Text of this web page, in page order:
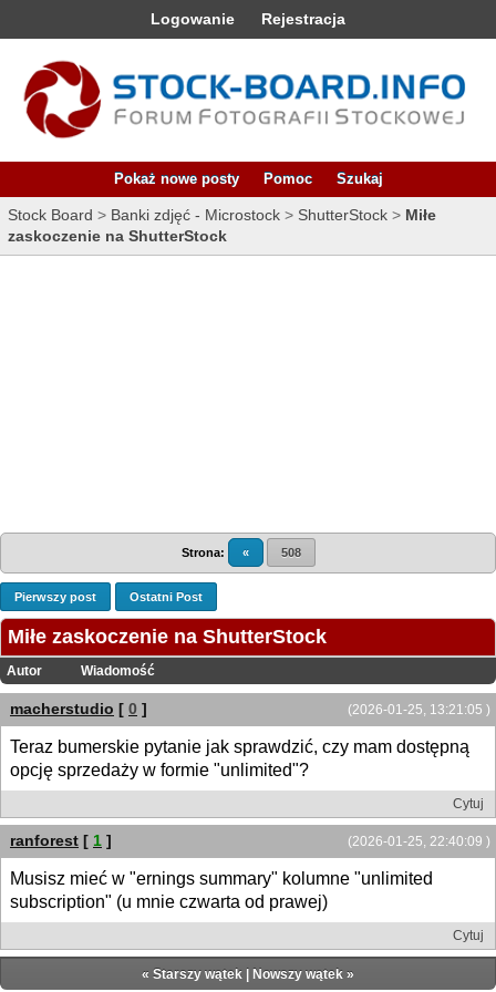
Logowanie Rejestracja
Pokaż nowe posty Pomoc Szukaj
Stock Board > Banki zdjęć - Microstock > ShutterStock > Miłe
zaskoczenie na ShutterStock
Strona: « 508
Pierwszy post Ostatni Post
Miłe zaskoczenie na ShutterStock
Autor Wiadomość
(2026-01-25, 13:21:05 )
macherstudio [ 0 ]
Teraz bumerskie pytanie jak sprawdzić, czy mam dostępną
opcję sprzedaży w formie "unlimited"?
Cytuj
(2026-01-25, 22:40:09 )
ranforest [ 1 ]
Musisz mieć w "ernings summary" kolumne "unlimited
subscription" (u mnie czwarta od prawej)
Cytuj
« Starszy wątek | Nowszy wątek »